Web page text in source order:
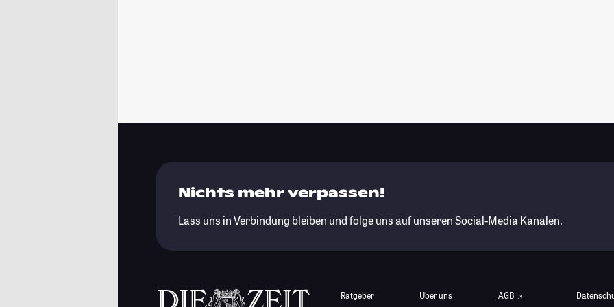
Nichts mehr verpassen!
Lass uns in Verbindung bleiben und folge uns auf unseren Social-Media Kanälen.
Ratgeber Über uns AGB